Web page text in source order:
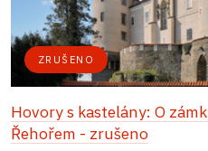
ZRUŠENO
Hovory s kastelány: O
Řehořem - zrušeno